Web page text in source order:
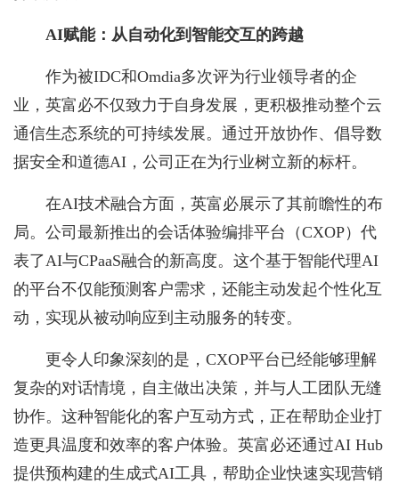
AI赋能：从自动化到智能交互的跨越
作为被IDC和Omdia多次评为行业领导者的企
业，英富必不仅致力于自身发展，更积极推动整个云
通信生态系统的可持续发展。通过开放协作、倡导数
据安全和道德AI，公司正在为行业树立新的标杆。
在AI技术融合方面，英富必展示了其前瞻性的布
局。公司最新推出的会话体验编排平台（CXOP）代
表了AI与CPaaS融合的新高度。这个基于智能代理AI
的平台不仅能预测客户需求，还能主动发起个性化互
动，实现从被动响应到主动服务的转变。
更令人印象深刻的是，CXOP平台已经能够理解
复杂的对话情境，自主做出决策，并与人工团队无缝
协作。这种智能化的客户互动方式，正在帮助企业打
造更具温度和效率的客户体验。英富必还通过AI Hub
提供预构建的生成式AI工具，帮助企业快速实现营销